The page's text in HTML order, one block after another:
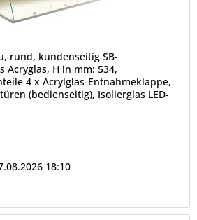
rund, kundenseitig SB-
Acryglas, H in mm: 534,
4 x Acrylglas-Entnahmeklappe,
(bedienseitig), Isolierglas LED-
auf Anfrage),
18:10